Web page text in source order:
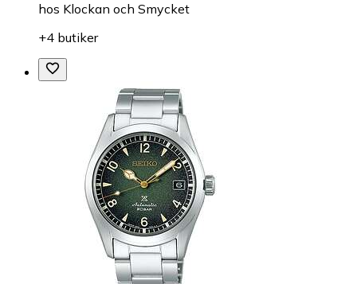
hos Klockan och Smycket
+4 butiker